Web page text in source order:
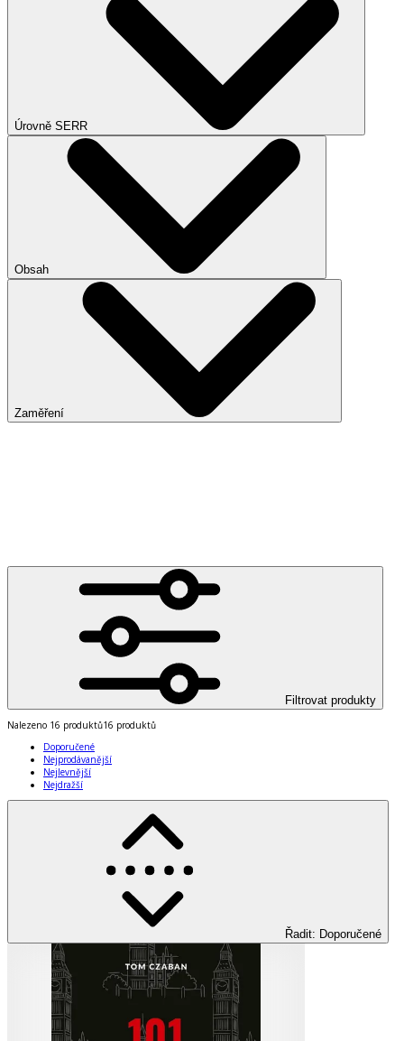
Úrovně SERR
Obsah
Zaměření
Filtrovat produkty
Nalezeno 16 produktů16 produktů
Doporučené
Nejprodávanější
Nejlevnější
Nejdražší
Řadit: Doporučené